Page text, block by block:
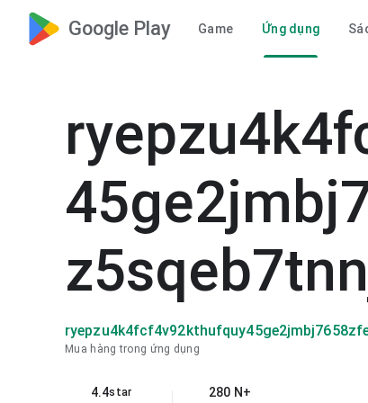
Google Play Game Ứng dụng
Mua hàng trong ứng dụng
4.4star
280 N+